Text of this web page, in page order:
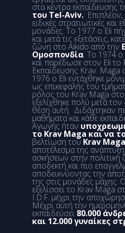
στα κέντρα εκπαίδευσης
του Tel-Aviv.
ειδικές στρατιωτικές και
μονάδες. Το 1977 ο Eli
και μετά τις εξετάσεις,
ζώνη στο Aikido από την
Ομοσπονδία. Το 1974 ο
και παρέδωσε στον Eli το
Εκπαίδευσης Krav Maga
1976 ο Eli εντάχθηκε
ως επικεφαλής του
ρόλος του Krav Maga
εξελίχθηκε πολύ μετά
θέση αυτή. Διδάχτηκαν
μαθήματα και κάθε
Αγωγής ήταν
το Krav Maga και να
βελτίωση του Krav
αποτέλεσμα της
ασκήσεων στην πολιτική
αποδεκτή και πιο
αποδεικνύοντας την
της στις μονάδες μάχης.
εξελίσσει το Krav Maga
I.D.F. μέχρι την
Μέχρι αυτή την
εκπαιδεύσει 80.000
και 12.000 γυναίκες